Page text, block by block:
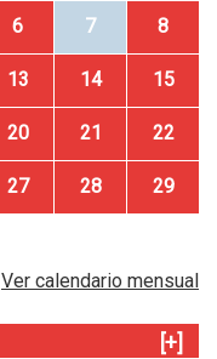
6 7 8
13 14 15
20 21 22
27 28 29
Ver calendario mensual
[+]